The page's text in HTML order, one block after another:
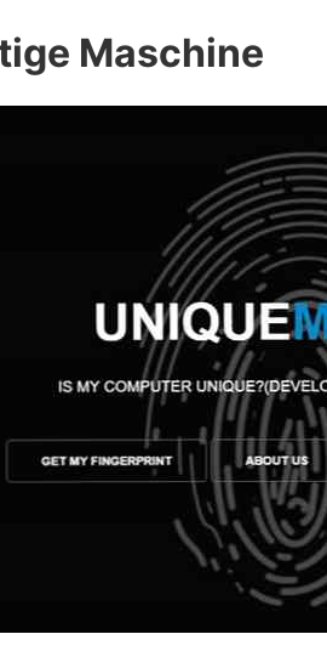
Maschine